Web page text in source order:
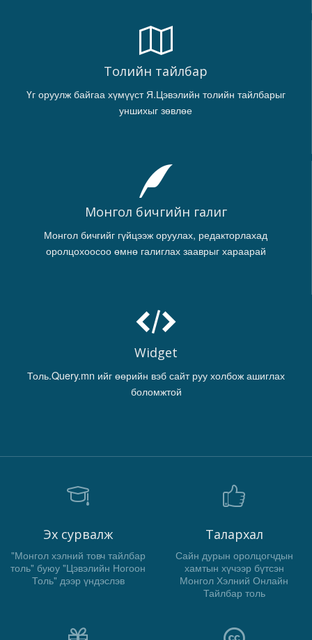
Толийн тайлбар
Үг оруулж байгаа хүмүүст Я.Цэвэлийн толийн тайлбарыг
уншихыг зөвлөе
Монгол бичгийн галиг
Монгол бичгийг гүйцээж оруулах, редакторлахад
оролцохоосоо өмнө галиглах зааврыг хараарай
Widget
Толь.Query.mn ийг өөрийн вэб сайт руу холбож ашиглах
боломжтой
Эх сурвалж
"Монгол хэлний товч тайлбар
толь" буюу "Цэвэлийн Ногоон
Толь" дээр үндэслэв
Талархал
Сайн дурын оролцогчдын
хамтын хүчээр бүтсэн
Монгол Хэлний Онлайн
Тайлбар толь